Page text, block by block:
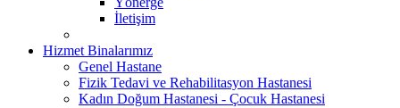
İletişim
Hizmet Binalarımız
Genel Hastane
Fizik Tedavi ve Rehabilitasyon Hastanesi
Kadın Doğum Hastanesi - Çocuk Hastanesi